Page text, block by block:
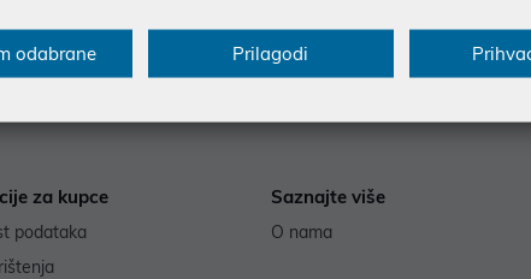
cijena u prethodnih 30 dana
za kupce
podataka
Saznajte više
O nama
odabrane Prilagodi